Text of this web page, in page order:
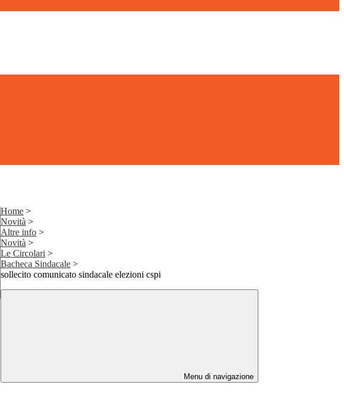
Home >
Novità >
Altre info >
Novità >
Le Circolari >
Bacheca Sindacale >
sollecito comunicato sindacale elezioni cspi
Menu di navigazione